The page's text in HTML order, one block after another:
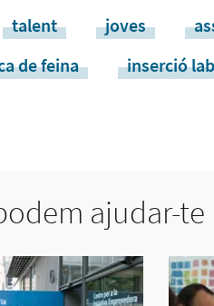
talent joves
de feina inserció
ajudar-te